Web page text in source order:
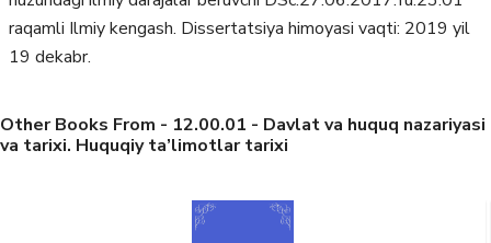
raqamli Ilmiy kengash. Dissertatsiya himoyasi vaqti: 2019 yil
19 dekabr.
Other Books From - 12.00.01 - Davlat va huquq nazariyasi
va tarixi. Huquqiy ta’limotlar tarixi